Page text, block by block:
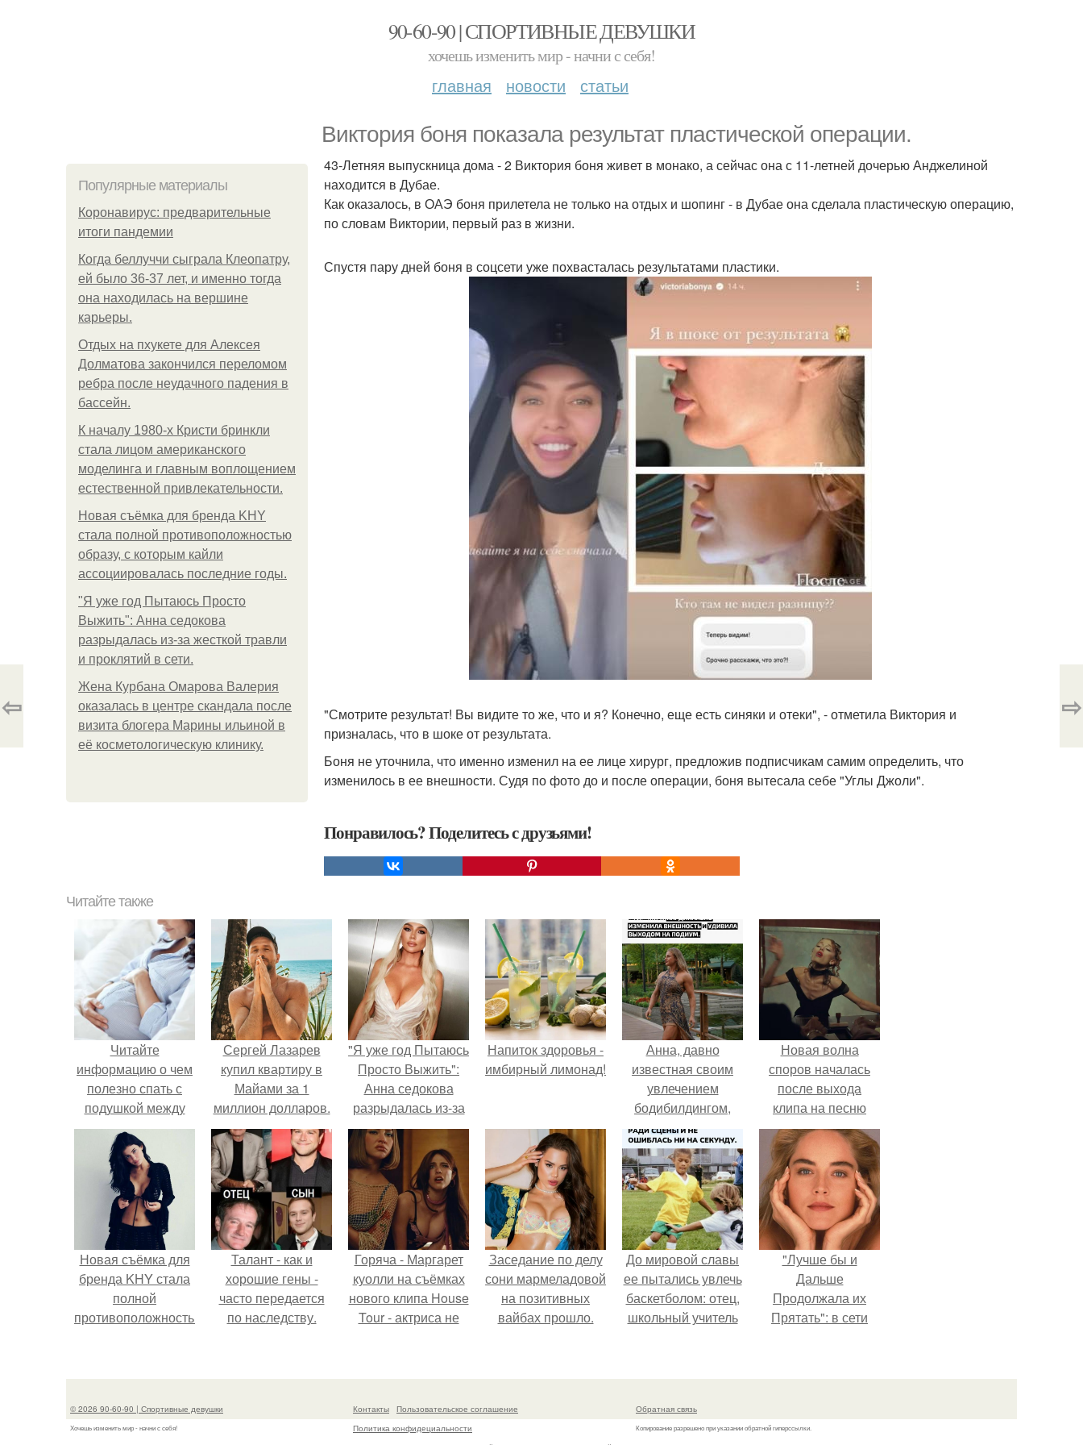
90-60-90 | СПОРТИВНЫЕ ДЕВУШКИ
хочешь изменить мир - начни с себя!
главная новости статьи
Виктория боня показала результат пластической операции.
Популярные материалы
Коронавирус: предварительные
итоги пандемии
Когда беллуччи сыграла Клеопатру,
ей было 36-37 лет, и именно тогда
она находилась на вершине
карьеры.
Отдых на пхукете для Алексея
Долматова закончился переломом
ребра после неудачного падения в
бассейн.
К началу 1980-х Кристи бринкли
стала лицом американского
моделинга и главным воплощением
естественной привлекательности.
Новая съёмка для бренда KHY
стала полной противоположностью
образу, с которым кайли
ассоциировалась последние годы.
"Я уже год Пытаюсь Просто
Выжить": Анна седокова
разрыдалась из-за жесткой травли
и проклятий в сети.
Жена Курбана Омарова Валерия
оказалась в центре скандала после
визита блогера Марины ильиной в
её косметологическую клинику.
43-Летняя выпускница дома - 2 Виктория боня живет в монако, а сейчас она с 11-летней дочерью Анджелиной
находится в Дубае.
Как оказалось, в ОАЭ боня прилетела не только на отдых и шопинг - в Дубае она сделала пластическую операцию,
по словам Виктории, первый раз в жизни.
Спустя пару дней боня в соцсети уже похвасталась результатами пластики.
"Смотрите результат! Вы видите то же, что и я? Конечно, еще есть синяки и отеки", - отметила Виктория и
призналась, что в шоке от результата.
Боня не уточнила, что именно изменил на ее лице хирург, предложив подписчикам самим определить, что
изменилось в ее внешности. Судя по фото до и после операции, боня вытесала себе "Углы Джоли".
Понравилось? Поделитесь с друзьями!
⇦ ⇨
Читайте также
Читайте
информацию о чем
полезно спать с
подушкой между
ног. Польза
подушки между ног:
10 пунктов
Сергей Лазарев
купил квартиру в
Майами за 1
миллион долларов.
"Я уже год Пытаюсь
Просто Выжить":
Анна седокова
разрыдалась из-за
жесткой травли и
проклятий в сети.
Напиток здоровья -
имбирный лимонад!
Анна, давно
известная своим
увлечением
бодибилдингом,
впервые
попробовала себя
в роли модели.
Новая волна
споров началась
после выхода
клипа на песню
Petal.
Новая съёмка для
бренда KHY стала
полной
противоположностью
ассоциировалась
Талант - как и
хорошие гены -
часто передается
по наследству.
Горяча - Маргарет
куолли на съёмках
нового клипа House
Tour - актриса не
выступила в роли
проекта.
Заседание по делу
сони мармеладовой
на позитивных
вайбах прошло.
До мировой славы
ее пытались увлечь
баскетболом: отец,
школьный учитель
игры, записал дочь
"Лучше бы и
Дальше
Продолжала их
Прятать": в сети
Шерон стоун.
© 2026 90-60-90 | Спортивные девушки
Хочешь изменить мир - начни с себя!
Контакты
Пользовательское соглашение
Политика конфидециальности
Обратная связь
Копирование разрешено при указании обратной гиперссылки.